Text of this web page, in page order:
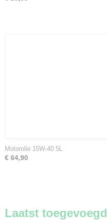
Motorolie 15W-40 5L
€ 64,90
Laatst toegevoegd